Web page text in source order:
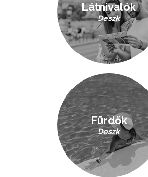
Látnivalók
Deszk
Fürdők
Deszk